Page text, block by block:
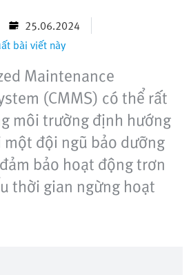
25.06.2024
bài viết này
Maintenance
(CMMS) có thể rất
môi trường định hướng
đội ngũ bảo dưỡng
bảo hoạt động trơn
thời gian ngừng hoạt